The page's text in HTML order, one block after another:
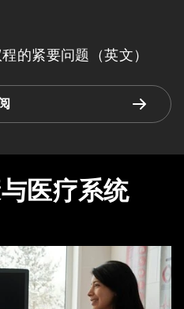
的紧要问题（英文）
医疗系统